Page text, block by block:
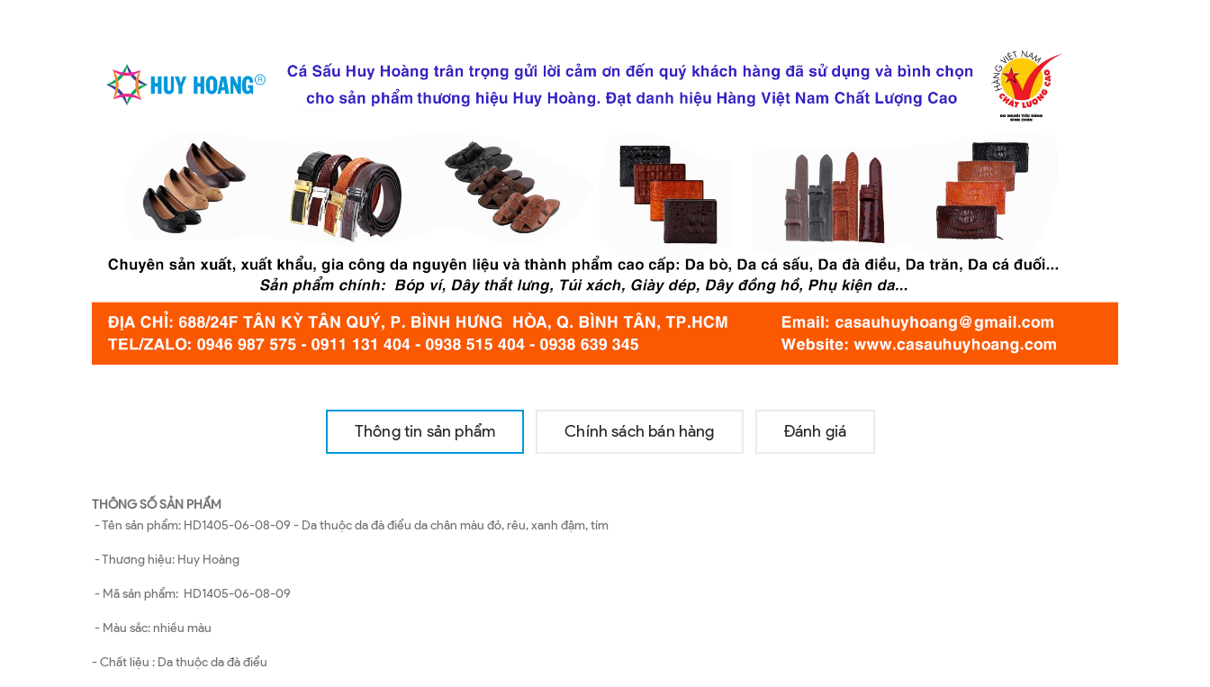
Thông tin sản phẩm Chính sách bán hàng Đánh giá
THÔNG SỐ SẢN PHẨM
- Tên sản phẩm: HD1405-06-08-09 - Da thuộc da đà điểu da chân màu đỏ, rêu, xanh đậm, tím
- Thương hiệu: Huy Hoàng
- Mã sản phẩm: HD1405-06-08-09
- Màu sắc: nhiều màu
- Chất liệu : Da thuộc da đà điểu